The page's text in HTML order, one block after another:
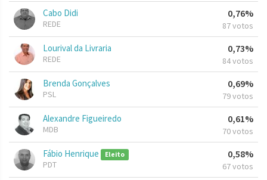
Cabo Didi
REDE
0,76%
87 votos
Lourival da Livraria
REDE
0,73%
84 votos
Brenda Gonçalves
PSL
0,69%
79 votos
Alexandre Figueiredo
MDB
0,61%
70 votos
Fábio Henrique Eleito
PDT
0,58%
67 votos